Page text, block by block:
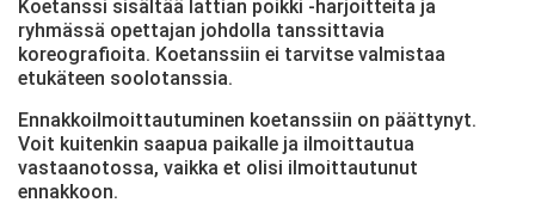
Koetanssi sisältää lattian poikki -harjoitteita ja
ryhmässä opettajan johdolla tanssittavia
koreografioita. Koetanssiin ei tarvitse valmistaa
etukäteen soolotanssia.
Ennakkoilmoittautuminen koetanssiin on päättynyt.
Voit kuitenkin saapua paikalle ja ilmoittautua
vastaanotossa, vaikka et olisi ilmoittautunut
ennakkoon.